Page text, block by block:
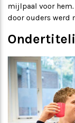
mijlpaal voor
door ouders werd